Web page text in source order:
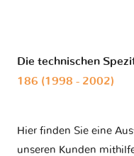
Die technischen
186 (1998 - 2002)
Hier finden Sie eine
unseren Kunden